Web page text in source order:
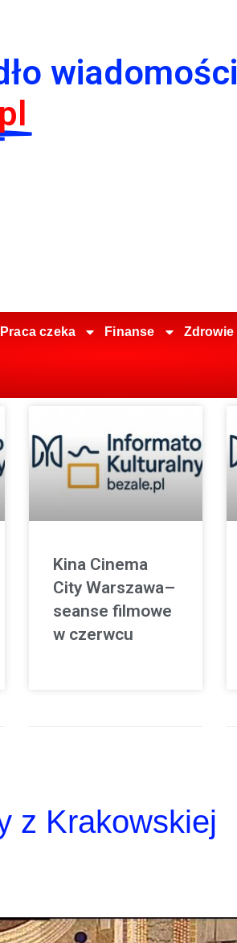
wiadomości
Praca czeka Finanse Zdrowie
Kina Cinema
City Warszawa–
seanse filmowe
w czerwcu
z Krakowskiej